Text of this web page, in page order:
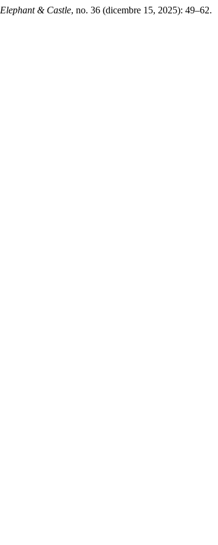
Elephant & Castle, no. 36 (dicembre 15, 2025): 49–62.